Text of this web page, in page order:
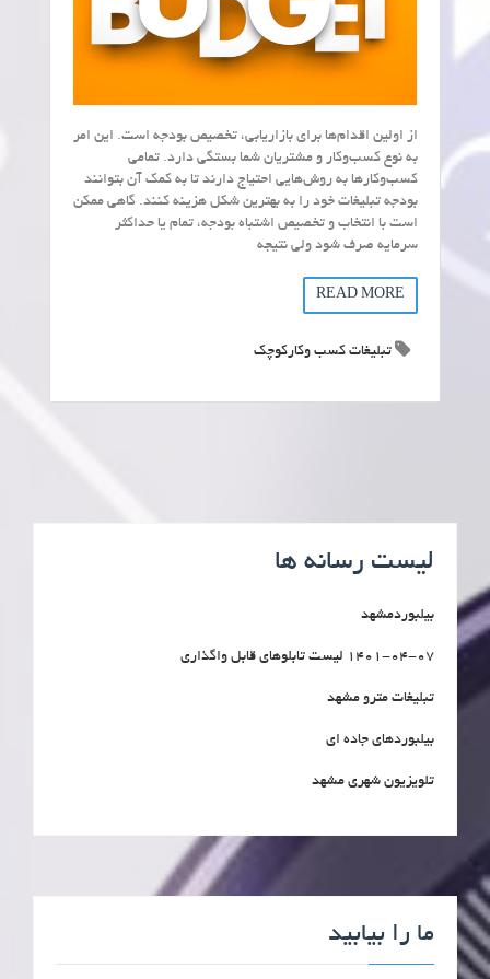
از اولین اقدام‌ها برای بازاریابی، تخصیص بودجه است. این امر
به نوع کسب‌وکار و مشتریان شما بستگی دارد. تمامی
کسب‌وکارها به روش‌هایی احتیاج دارند تا به کمک آن بتوانند
بودجه تبلیغات خود را به بهترین شکل هزینه کنند. گاهی ممکن
است با انتخاب و تخصیص اشتباه بودجه، تمام یا حداکثر
سرمایه صرف شود ولی نتیجه
READ MORE
تبلیغات کسب وکارکوچک
لیست رسانه ها
بیلبوردمشهد
1401-04-07 لیست تابلوهای قابل واگذاری
تبلیغات مترو مشهد
بیلبوردهای جاده ای
تلویزیون شهری مشهد
ما را بیابید